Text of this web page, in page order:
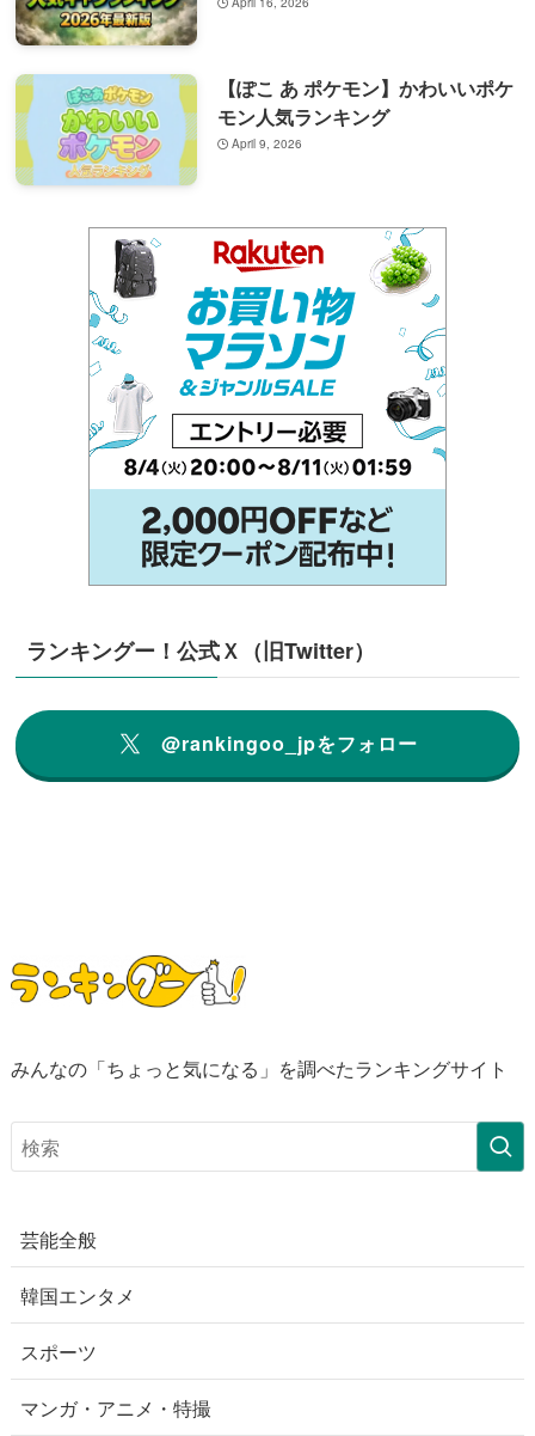
【ぽこ あ ポケモン】かわいいポケ
モン人気ランキング
April 9, 2026
ランキングー！公式Ｘ（旧Twitter）
@rankingoo_jpをフォロー
みんなの「ちょっと気になる」を調べたランキングサイト
芸能全般
韓国エンタメ
スポーツ
マンガ・アニメ・特撮